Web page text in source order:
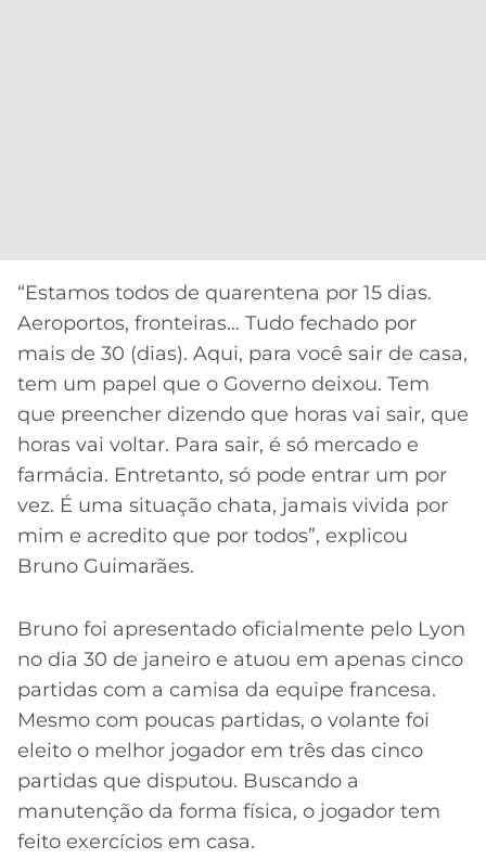
“Estamos todos de quarentena por 15 dias.
Aeroportos, fronteiras… Tudo fechado por
mais de 30 (dias). Aqui, para você sair de casa,
tem um papel que o Governo deixou. Tem
que preencher dizendo que horas vai sair, que
horas vai voltar. Para sair, é só mercado e
farmácia. Entretanto, só pode entrar um por
vez. É uma situação chata, jamais vivida por
mim e acredito que por todos”, explicou
Bruno Guimarães.
Bruno foi apresentado oficialmente pelo Lyon
no dia 30 de janeiro e atuou em apenas cinco
partidas com a camisa da equipe francesa.
Mesmo com poucas partidas, o volante foi
eleito o melhor jogador em três das cinco
partidas que disputou. Buscando a
manutenção da forma física, o jogador tem
feito exercícios em casa.